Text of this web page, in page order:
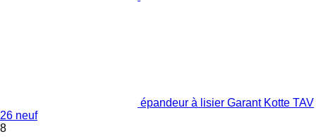
épandeur à lisier Garant Kotte TAV
26 neuf
8